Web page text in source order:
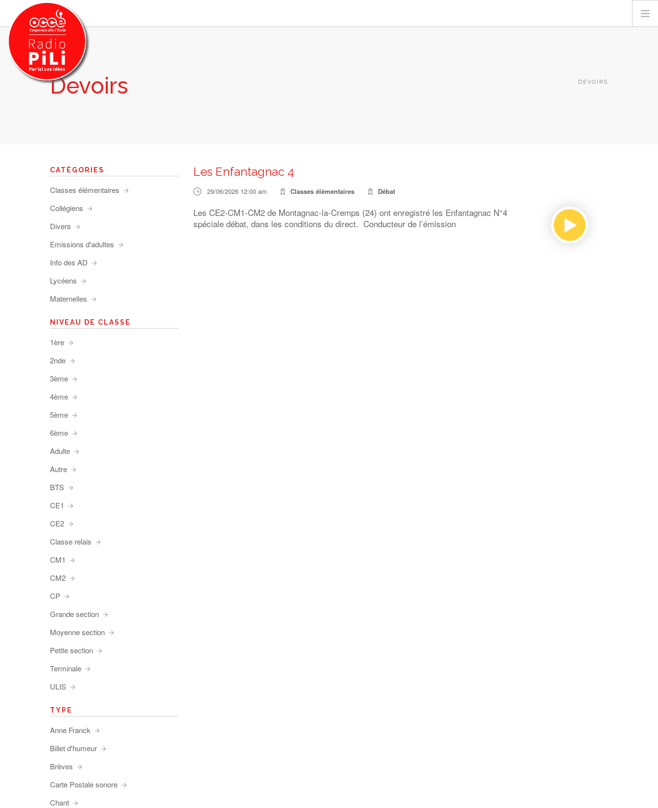
PRÉSENTATION
GRILLE DES PROGRAMMES
RECHERCHER
Devoirs DEVOIRS
Les Enfantagnac 4
29/06/2026 12:00 am Classes élémentaires Débat
Les CE2-CM1-CM2 de Montagnac-la-Cremps (24) ont enregistré les Enfantagnac N°4
spéciale débat, dans les conditions du direct. Conducteur de l’émission
CATÉGORIES
Classes élémentaires
Collégiens
Divers
Emissions d'adultes
Info des AD
Lycéens
Maternelles
NIVEAU DE CLASSE
1ère
2nde
3ème
4ème
5ème
6ème
Adulte
Autre
BTS
CE1
CE2
Classe relais
CM1
CM2
CP
Grande section
Moyenne section
Petite section
Terminale
ULIS
TYPE
Anne Franck
Billet d'humeur
Brèves
Carte Postale sonore
Chant